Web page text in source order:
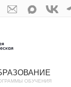
ОБУЧЕНИЯ